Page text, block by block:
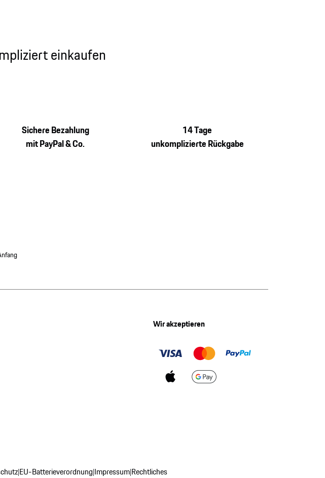
einkaufen
Sichere Bezahlung
mit PayPal & Co.
14 Tage
unkomplizierte Rückgabe
Wir akzeptieren
|EU-Batterieverordnung|Impressum|Rechtliches